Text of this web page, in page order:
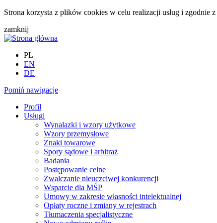
Strona korzysta z plików cookies w celu realizacji usług i zgodnie z
zamknij
PL
EN
DE
Pomiń nawigacje
Profil
Usługi
Wynalazki i wzory użytkowe
Wzory przemysłowe
Znaki towarowe
Spory sądowe i arbitraż
Badania
Postępowanie celne
Zwalczanie nieuczciwej konkurencji
Wsparcie dla MŚP
Umowy w zakresie własności intelektualnej
Opłaty roczne i zmiany w rejestrach
Tłumaczenia specjalistyczne